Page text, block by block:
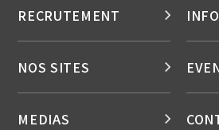
RECRUTEMENT
NOS SITES
MEDIAS